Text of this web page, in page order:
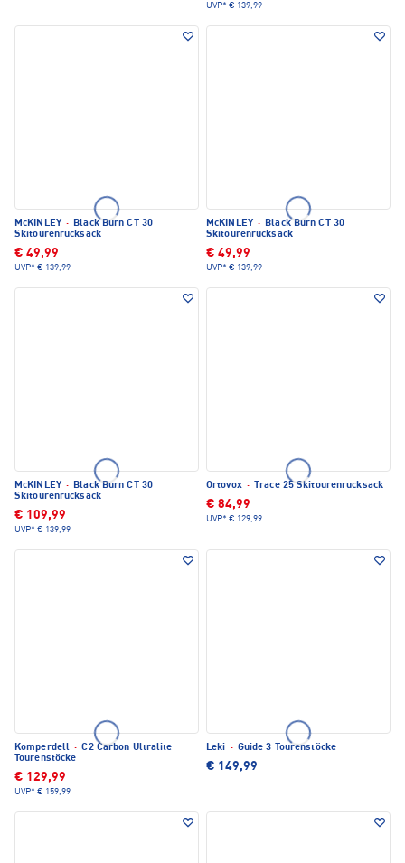
UVP* € 139,99
McKINLEY · Black Burn CT 30
Skitourenrucksack
€ 49,99
UVP* € 139,99
McKINLEY · Black Burn CT 30
Skitourenrucksack
€ 49,99
UVP* € 139,99
McKINLEY · Black Burn CT 30
Skitourenrucksack
€ 109,99
UVP* € 139,99
Ortovox · Trace 25 Skitourenrucksack
€ 84,99
UVP* € 129,99
Komperdell · C2 Carbon Ultralite
Tourenstöcke
€ 129,99
UVP* € 159,99
Leki · Guide 3 Tourenstöcke
€ 149,99